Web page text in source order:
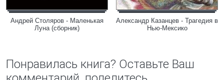
Андрей Столяров - Маленькая
Луна (сборник)
Александр Казанцев - Трагедия в
Нью-Мексико
Понравилась книга? Оставьте Ваш